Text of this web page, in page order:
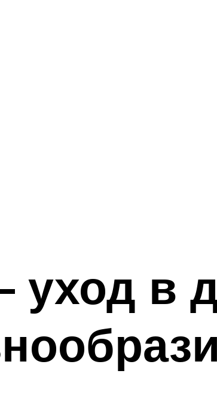
уход в